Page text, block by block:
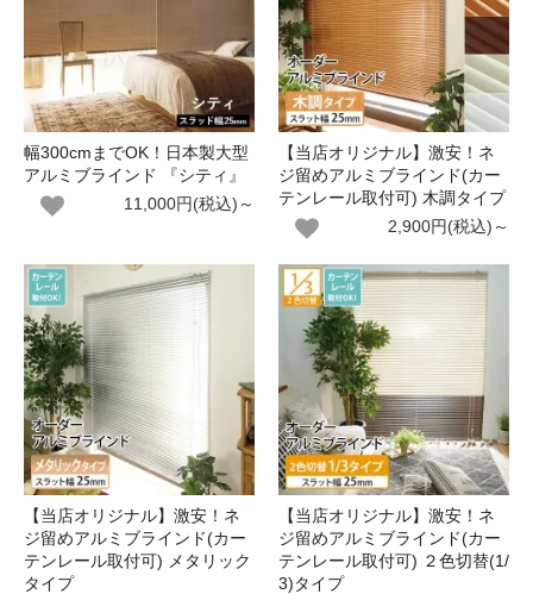
幅300cmまでOK！日本製大型
アルミブラインド 『シティ』
11,000円(税込)～
【当店オリジナル】激安！ネ
ジ留めアルミブラインド(カー
テンレール取付可) 木調タイプ
2,900円(税込)～
【当店オリジナル】激安！ネ
ジ留めアルミブラインド(カー
テンレール取付可) メタリック
タイプ
【当店オリジナル】激安！ネ
ジ留めアルミブラインド(カー
テンレール取付可) ２色切替(1/
3)タイプ